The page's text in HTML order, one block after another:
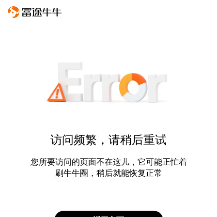
访问频繁，请稍后重试
您所要访问的页面不在这儿，它可能正忙着
刷牛牛圈，稍后就能恢复正常